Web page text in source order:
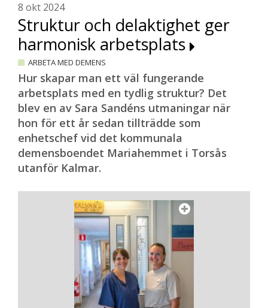
8 okt 2024
Struktur och delaktighet ger
harmonisk arbetsplats
ARBETA MED DEMENS
Hur skapar man ett väl fungerande
arbetsplats med en tydlig struktur? Det
blev en av Sara Sandéns utmaningar när
hon för ett år sedan tillträdde som
enhetschef vid det kommunala
demensboendet Mariahemmet i Torsås
utanför Kalmar.